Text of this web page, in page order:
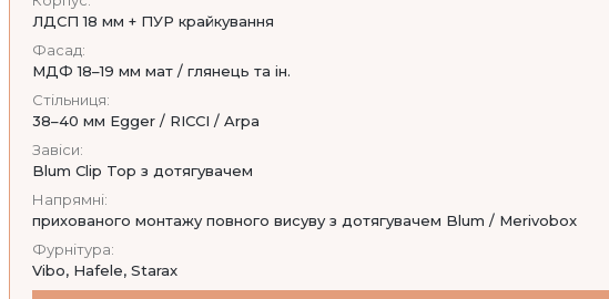
ЛДСП 18 мм + ПУР крайкування
Фасад:
МДФ 18–19 мм мат / глянець та ін.
Стільниця:
38–40 мм Egger / RICCI / Arpa
Завіси:
Blum Clip Top з дотягувачем
Напрямні:
прихованого монтажу повного висуву з дотягувачем Blum / Merivobox
Фурнітура:
Vibo, Hafele, Starax